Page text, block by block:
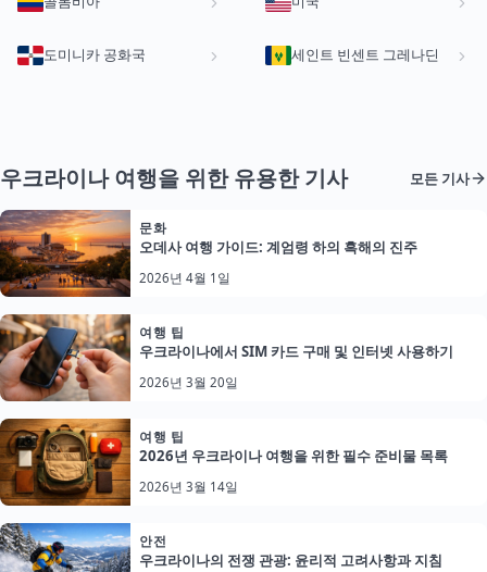
도미니카 공화국 세인트 빈센트 그레나딘
우크라이나 여행을 위한 유용한 기사 모든 기사
문화
오데사 여행 가이드: 계엄령 하의 흑해의 진주
2026년 4월 1일
여행 팁
우크라이나에서 SIM 카드 구매 및 인터넷 사용하기
2026년 3월 20일
여행 팁
2026년 우크라이나 여행을 위한 필수 준비물 목록
2026년 3월 14일
안전
우크라이나의 전쟁 관광: 윤리적 고려사항과 지침